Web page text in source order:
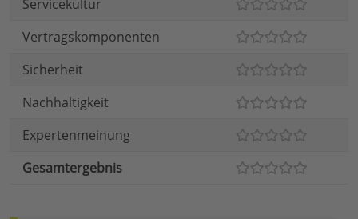
Servicekultur
Vertragskomponenten
Sicherheit
Nachhaltigkeit
Expertenmeinung
Gesamtergebnis